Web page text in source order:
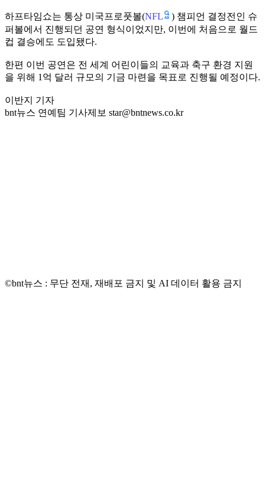
하프타임쇼는 통상 미국프로풋볼(NFL
) 챔피언 결정전인 슈
퍼볼에서 진행되던 공연 형식이었지만, 이번에 처음으로 월드
컵 결승에도 도입됐다.
한편 이번 공연은 전 세계 어린이들의 교육과 축구 환경 지원
을 위해 1억 달러 규모의 기금 마련을 목표로 진행될 예정이다.
이반지 기자
bnt뉴스 연예팀 기사제보 star@bntnews.co.kr
©bnt뉴스 : 무단 전재, 재배포 금지 및 AI 데이터 활용 금지